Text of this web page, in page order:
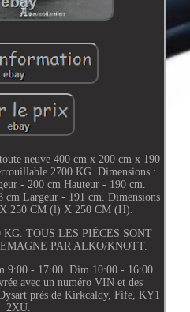
neuve 400 cm x 200 cm x 190
2700 KG. Dimensions :
- 200 cm Hauteur - 190 cm.
cm Largeur - 191 cm. Dimensions
250 CM (l) X 250 CM (H).
KG. TOUS LES PIÈCES SONT
PAR ALKO/KNOTT.
9:00 - 17:00. Dim 10:00 - 16:00.
avec un numéro VIN et des
près de Kirkcaldy, Fife, KY1
2XU.